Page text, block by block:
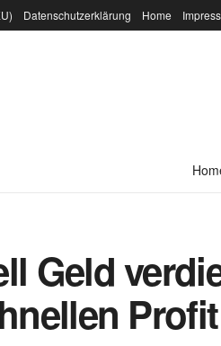
Datenschutzerklärung Home
Geld
Profit